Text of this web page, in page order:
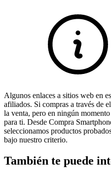
Algunos enlaces a sitios web en
afiliados. Si compras a través de
la venta, pero en ningún
para ti. Desde Compra
seleccionamos productos
bajo nuestro criterio.
También te puede